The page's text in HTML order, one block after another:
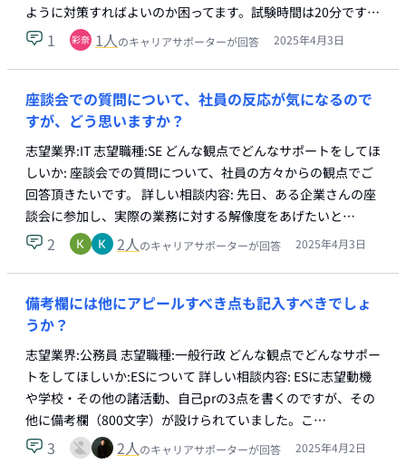
ように対策すればよいのか困ってます。試験時間は20分です…
1 1人のキャリアサポーターが回答 2025年4月3日
座談会での質問について、社員の反応が気になるので
すが、どう思いますか？
志望業界:IT 志望職種:SE どんな観点でどんなサポートをしてほ
しいか: 座談会での質問について、社員の方々からの観点でご
回答頂きたいです。 詳しい相談内容: 先日、ある企業さんの座
談会に参加し、実際の業務に対する解像度をあげたいと…
2 2人のキャリアサポーターが回答 2025年4月3日
備考欄には他にアピールすべき点も記入すべきでしょ
うか？
志望業界:公務員 志望職種:一般行政 どんな観点でどんなサポー
トをしてほしいか:ESについて 詳しい相談内容: ESに志望動機
や学校・その他の諸活動、自己prの3点を書くのですが、その
他に備考欄（800文字）が設けられていました。こ…
3 2人のキャリアサポーターが回答 2025年4月2日